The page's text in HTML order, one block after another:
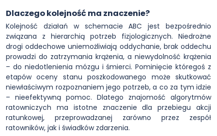
Dlaczego kolejność ma znaczenie?
Kolejność działań w schemacie ABC jest bezpośrednio
związana z hierarchią potrzeb fizjologicznych. Niedrożne
drogi oddechowe uniemożliwiają oddychanie, brak oddechu
prowadzi do zatrzymania krążenia, a niewydolność krążenia
– do niedotlenienia mózgu i śmierci. Pominięcie któregoś z
etapów oceny stanu poszkodowanego może skutkować
niewłaściwym rozpoznaniem jego potrzeb, a co za tym idzie
– nieefektywną pomoc. Dlatego znajomość algorytmów
ratowniczych ma istotne znaczenie dla przebiegu akcji
ratunkowej, przeprowadzanej zarówno przez zespół
ratowników, jak i świadków zdarzenia.